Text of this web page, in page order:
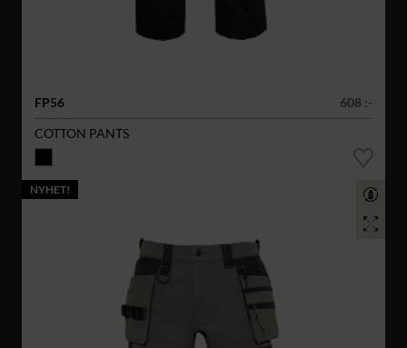
FP56
608 :-
COTTON PANTS
NYHET!